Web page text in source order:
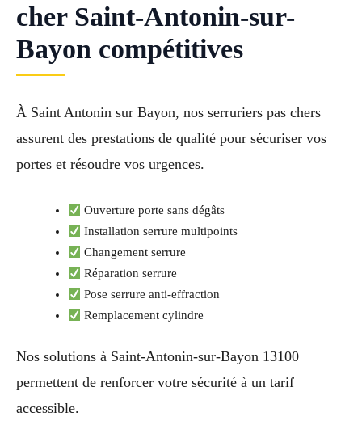
cher Saint-Antonin-sur-
Bayon compétitives
À Saint Antonin sur Bayon, nos serruriers pas chers
assurent des prestations de qualité pour sécuriser vos
portes et résoudre vos urgences.
Ouverture porte sans dégâts
Installation serrure multipoints
Changement serrure
Réparation serrure
Pose serrure anti-effraction
Remplacement cylindre
Nos solutions à Saint-Antonin-sur-Bayon 13100
permettent de renforcer votre sécurité à un tarif
accessible.